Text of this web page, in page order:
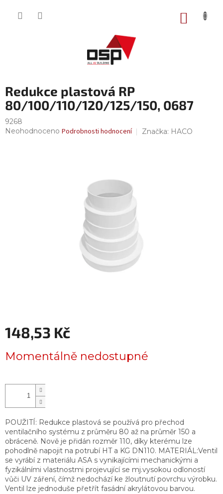
Redukce plastová RP
80/100/110/120/125/150, 0687
9268
Průměrné
Neohodnoceno Podrobnosti hodnocení Značka: HACO
148,53 Kč
cena:
Momentálně nedostupné
POUŽITÍ: Redukce plastová se používá pro přechod
ventilačního systému z průměru 80 až na průměr 150 a
obráceně. Nově je přidán rozměr 110, díky kterému lze
pohodlně napojit na potrubí HT a KG DN110. MATERIÁL:Ventil
se vyrábí z materiálu ASA s vynikajícími mechanickými a
fyzikálními vlastnostmi projevující se mj.vysokou odloností
vůči UV záření, čímž nedochází ke žloutnutí povrchu výrobku.
Ventil lze jednoduše přetřít fasádní akrylátovou barvou.